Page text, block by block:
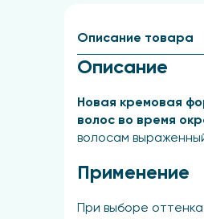
Описание товара
Описание
Новая кремовая
волос во время
волосам
Применение
При выборе